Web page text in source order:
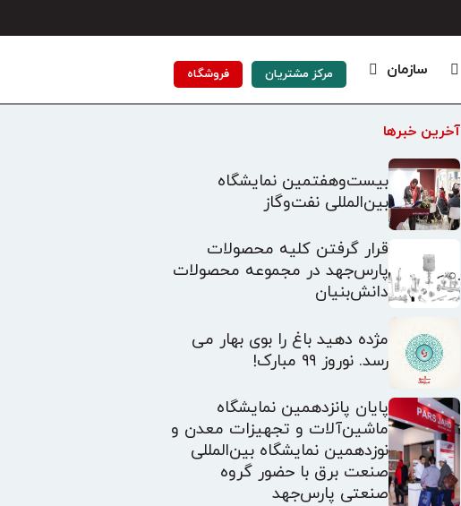
سازمان مرکز مشتریان فروشگاه
آخرین خبرها
بیست‌وهفتمین نمایشگاه
بین‌المللی نفت‌وگاز
قرار گرفتن کلیه محصولات
پارس‌جهد در مجموعه محصولات
دانش‌بنیان
مژده دهید باغ را بوی بهار می
رسد. نوروز ۹۹ مبارک!
پایان پانزدهمین نمایشگاه
ماشین‌آلات و تجهیزات معدن و
نوزدهمین نمایشگاه بین‌المللی
صنعت برق با حضور گروه
صنعتی پارس‌جهد